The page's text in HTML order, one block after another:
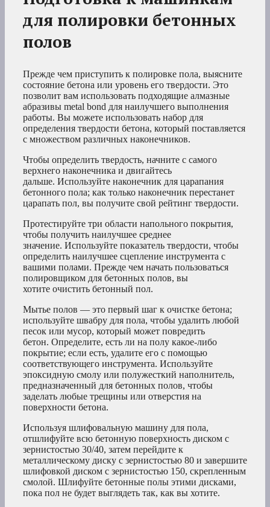
для полировки бетонных
полов
Прежде чем приступить к полировке пола, выясните
состояние бетона или уровень его твердости. Это
позволит вам использовать подходящие алмазные
абразивы metal bond для наилучшего выполнения
работы. Вы можете использовать набор для
определения твердости бетона, который поставляется
с множеством различных наконечников.
Чтобы определить твердость, начните с самого
верхнего наконечника и двигайтесь
дальше. Используйте наконечник для царапания
бетонного пола; как только наконечник перестанет
царапать пол, вы получите свой рейтинг твердости.
Протестируйте три области напольного покрытия,
чтобы получить наилучшее среднее
значение. Используйте показатель твердости, чтобы
определить наилучшее сцепление инструмента с
вашими полами. Прежде чем начать пользоваться
полировщиком для бетонных полов, вы
хотите очистить бетонный пол.
Мытье полов — это первый шаг к очистке бетона;
используйте швабру для пола, чтобы удалить любой
песок или мусор, который может повредить
бетон. Определите, есть ли на полу какое-либо
покрытие; если есть, удалите его с помощью
соответствующего инструмента. Используйте
эпоксидную смолу или полужесткий наполнитель,
предназначенный для бетонных полов, чтобы
заделать любые трещины или отверстия на
поверхности бетона.
Используя шлифовальную машину для пола,
отшлифуйте всю бетонную поверхность диском с
зернистостью 30/40, затем перейдите к
металлическому диску с зернистостью 80 и завершите
шлифовкой диском с зернистостью 150, скрепленным
смолой. Шлифуйте бетонные полы этими дисками,
пока пол не будет выглядеть так, как вы хотите.